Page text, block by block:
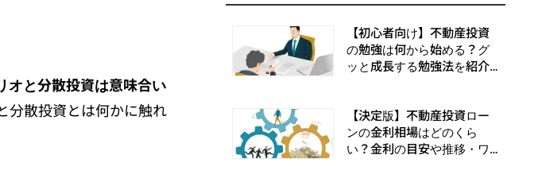
オと分散投資は意味合い
分散投資とは何かに触れ
【初心者向け】不動産投資
の勉強は何から始める？グ
ッと成長する勉強法を紹介
【決定版】不動産投資ロー
ンの金利相場はどのくら
い？金利の目安や推移・ワ